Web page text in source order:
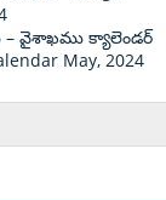
– వైశాఖము క్యాలెండర్
May, 2024